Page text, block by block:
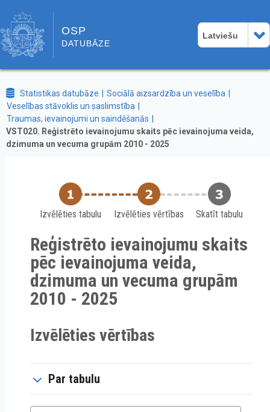
OSP
DATUBĀZE
Latviešu
Statistikas datubāze
Sociālā aizsardzība un veselība
Veselības stāvoklis un saslimstība
Traumas, ievainojumi un saindēšanās
VST020. Reģistrēto ievainojumu skaits pēc ievainojuma veida,
dzimuma un vecuma grupām 2010 - 2025
Izvēlēties tabulu Izvēlēties vērtības Skatīt tabulu
Reģistrēto ievainojumu skaits
pēc ievainojuma veida,
dzimuma un vecuma grupām
2010 - 2025
Izvēlēties vērtības
Par tabulu